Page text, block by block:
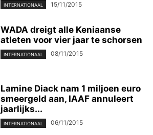
INTERNATIONAAL 15/11/2015
WADA dreigt alle Keniaanse
atleten voor vier jaar te schorsen
INTERNATIONAAL 08/11/2015
Lamine Diack nam 1 miljoen euro
smeergeld aan, IAAF annuleert
jaarlijks...
INTERNATIONAAL 06/11/2015